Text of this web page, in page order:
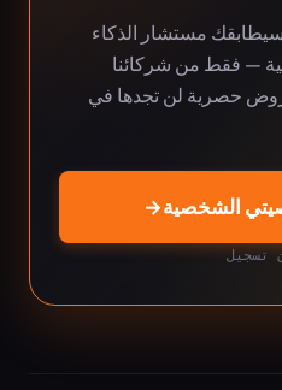
وسيطابقك مستشار الذكاء
— فقط من شركائنا
بعروض حصرية لن تجدها في
الشخصية→